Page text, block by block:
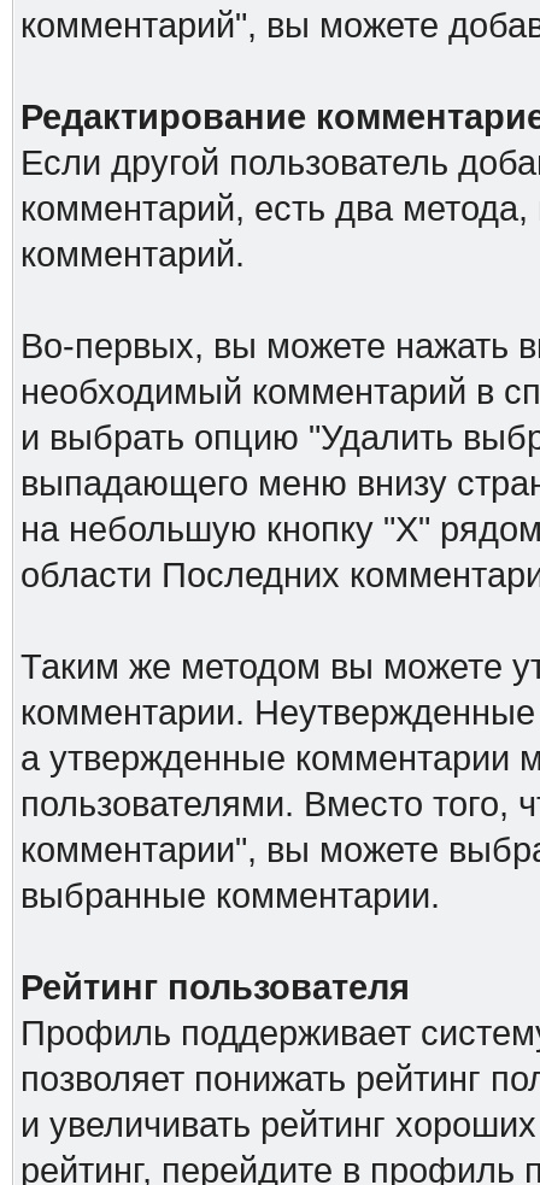
комментарий", вы можете
Редактирование
Если другой пользователь
комментарий, есть два
комментарий.
Во-первых, вы можете нажать
необходимый комментарий в
и выбрать опцию "Удалить
выпадающего меню внизу
на небольшую кнопку "Х"
области Последних
Таким же методом вы можете
комментарии.
а утвержденные комментарии
пользователями. Вместо
комментарии", вы можете
выбранные комментарии.
Рейтинг пользователя
Профиль поддерживает
позволяет понижать рейтинг
и увеличивать рейтинг
рейтинг, перейдите в профиль